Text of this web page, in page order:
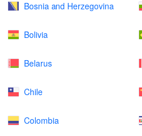
Bosnia and Herzegovina
Bolivia
Belarus
Chile
Colombia